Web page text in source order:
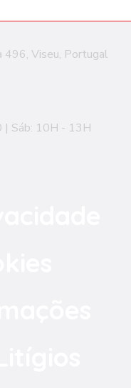
496, Viseu, Portugal
| Sáb: 10H - 13H